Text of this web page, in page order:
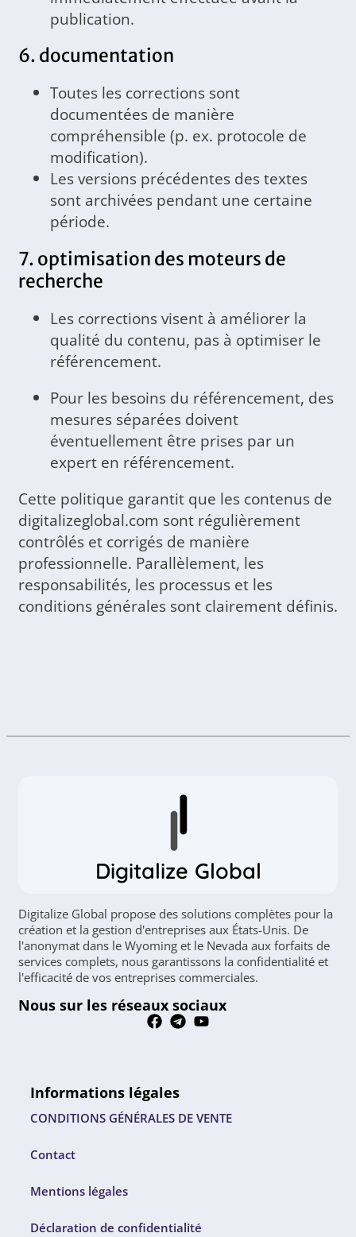
publication.
6. documentation
Toutes les corrections sont
documentées de manière
compréhensible (p. ex. protocole de
modification).
Les versions précédentes des textes
sont archivées pendant une certaine
période.
7. optimisation des moteurs de
recherche
Les corrections visent à améliorer la
qualité du contenu, pas à optimiser le
référencement.
Pour les besoins du référencement, des
mesures séparées doivent
éventuellement être prises par un
expert en référencement.
Cette politique garantit que les contenus de
digitalizeglobal.com sont régulièrement
contrôlés et corrigés de manière
professionnelle. Parallèlement, les
responsabilités, les processus et les
conditions générales sont clairement définis.
Digitalize Global
Digitalize Global propose des solutions complètes pour la
création et la gestion d'entreprises aux États-Unis. De
l'anonymat dans le Wyoming et le Nevada aux forfaits de
services complets, nous garantissons la confidentialité et
l'efficacité de vos entreprises commerciales.
Nous sur les réseaux sociaux
Informations légales
CONDITIONS GÉNÉRALES DE VENTE
Contact
Mentions légales
Déclaration de confidentialité